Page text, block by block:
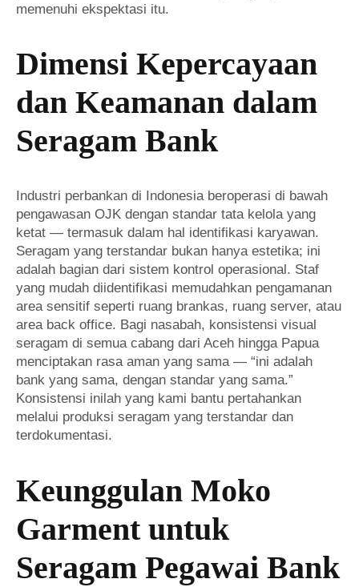
memenuhi ekspektasi itu.
Dimensi Kepercayaan
dan Keamanan dalam
Seragam Bank
Industri perbankan di Indonesia beroperasi di bawah
pengawasan OJK dengan standar tata kelola yang
ketat — termasuk dalam hal identifikasi karyawan.
Seragam yang terstandar bukan hanya estetika; ini
adalah bagian dari sistem kontrol operasional. Staf
yang mudah diidentifikasi memudahkan pengamanan
area sensitif seperti ruang brankas, ruang server, atau
area back office. Bagi nasabah, konsistensi visual
seragam di semua cabang dari Aceh hingga Papua
menciptakan rasa aman yang sama — “ini adalah
bank yang sama, dengan standar yang sama.”
Konsistensi inilah yang kami bantu pertahankan
melalui produksi seragam yang terstandar dan
terdokumentasi.
Keunggulan Moko
Garment untuk
Seragam Pegawai Bank